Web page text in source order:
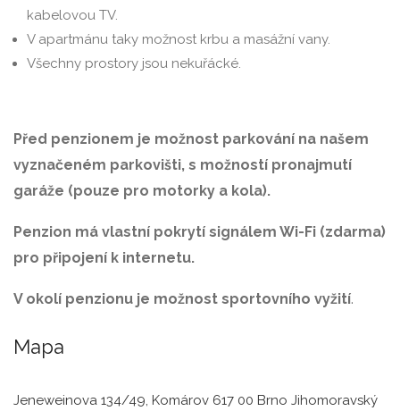
kabelovou TV.
V apartmánu taky možnost krbu a masážní vany.
Všechny prostory jsou nekuřácké.
Před penzionem je možnost parkování na našem
vyznačeném parkovišti, s možností pronajmutí
garáže (pouze pro motorky a kola).
Penzion má vlastní pokrytí signálem Wi-Fi (zdarma)
pro připojení k internetu.
V okolí penzionu je možnost sportovního vyžití.
Mapa
Jeneweinova 134/49, Komárov 617 00 Brno Jihomoravský